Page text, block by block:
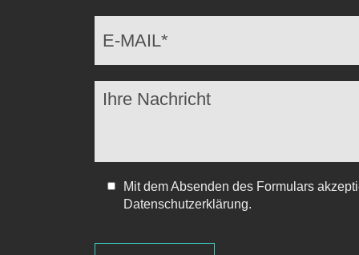
Mit dem Absenden des Formulars
Datenschutzerklärung.